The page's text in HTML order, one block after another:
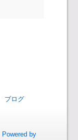
ブログ
Powered by